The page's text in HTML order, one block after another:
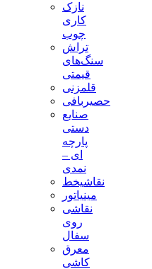
نازک
کاری
چوب
تراش
سنگ‌های
قیمتی
قلمزنی
حصیربافی
صنایع
دستی
پارچه
ای –
نمدی
نقاشیخط
مینیاتور
نقاشی
روی
سفال
معرق
کاشی